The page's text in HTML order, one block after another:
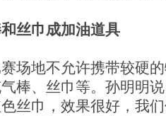
丝巾成加油道具
地不允许携带较硬的
棒、丝巾等。孙明明
丝巾，效果很好，我